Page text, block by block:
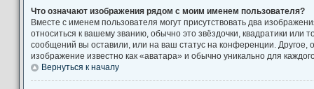
Что означают изображения рядом с моим именем пользователя?
Вместе с именем пользователя могут присутствовать два
относиться к вашему званию, обычно это звёздочки, квадратики или
сообщений вы оставили, или на ваш статус на конференции. Другое,
изображение известно как «аватара» и обычно уникально для
Вернуться к началу